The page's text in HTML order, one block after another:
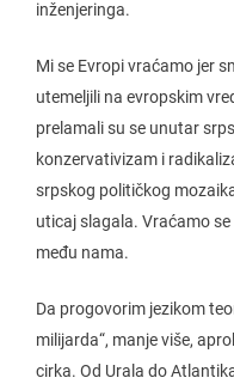
inženjeringa.
Mi se Evropi vraćamo jer
utemeljili na evropskim
prelamali su se unutar
konzervativizam i
srpskog političkog
uticaj slagala. Vraćamo
među nama.
Da progovorim jezikom
milijarda“, manje više,
cirka. Od Urala do